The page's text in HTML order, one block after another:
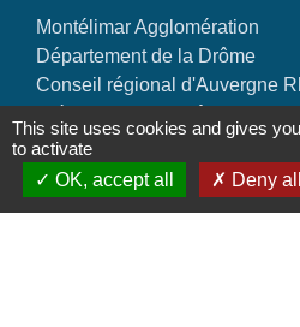
Montélimar Agglomération
Département de la Drôme
Conseil régional d'Auvergne
Mentions légales Politique
This site uses cookies and gives
to activate
OK, accept all
Deny